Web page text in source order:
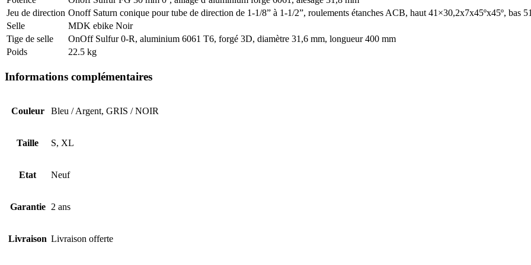
Jeu de direction Onoff Saturn conique pour tube de direction de 1-1/8” à 1-1/2”, roulements étanches ACB, haut 41×30,2x7x45ºx45º, bas
Selle
MDK ebike Noir
Tige de selle
OnOff Sulfur 0-R, aluminium 6061 T6, forgé 3D, diamètre 31,6 mm, longueur 400 mm
Poids
22.5 kg
Informations complémentaires
Couleur Bleu / Argent, GRIS / NOIR
Taille S, XL
Etat Neuf
Garantie 2 ans
Livraison Livraison offerte